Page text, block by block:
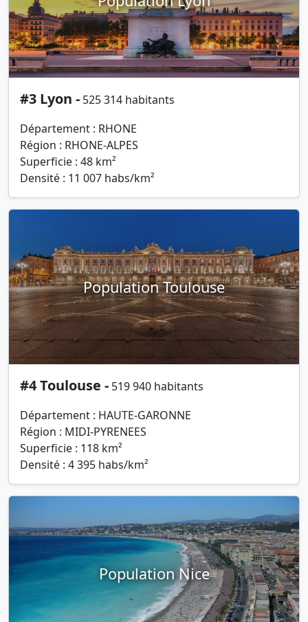
#3 Lyon - 525 314 habitants
Département : RHONE
Région : RHONE-ALPES
Superficie : 48 km²
Densité : 11 007 habs/km²
Population Toulouse
#4 Toulouse - 519 940 habitants
Département : HAUTE-GARONNE
Région : MIDI-PYRENEES
Superficie : 118 km²
Densité : 4 395 habs/km²
Population Nice